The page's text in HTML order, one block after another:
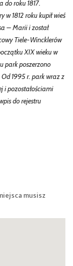
do roku 1817.
w 1812 roku kupił wieś
– Marii i został
Tiele-Wincklerów
XIX wieku w
park poszerzono
1995 r. park wraz z
i pozostałościami
do rejestru
musisz